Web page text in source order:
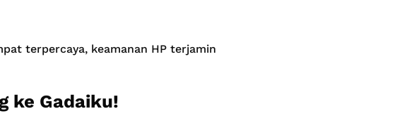
terpercaya, keamanan HP terjamin
ke Gadaiku!